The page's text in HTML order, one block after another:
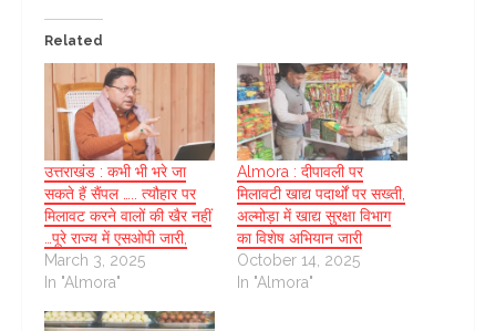
Related
उत्तराखंड : कभी भी भरे जा
सकते हैं सैंपल ….. त्यौहार पर
मिलावट करने वालों की खैर नहीं
…पूरे राज्य में एसओपी जारी,
March 3, 2025
In "Almora"
Almora : दीपावली पर
मिलावटी खाद्य पदार्थों पर सख्ती,
अल्मोड़ा में खाद्य सुरक्षा विभाग
का विशेष अभियान जारी
October 14, 2025
In "Almora"